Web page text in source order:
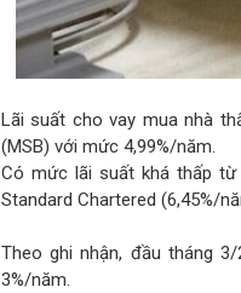
Lãi suất cho vay mua nhà
(MSB) với mức 4,99%/năm.
Có mức lãi suất khá thấp từ
Standard Chartered (6,45%/
Theo ghi nhận, đầu tháng
3%/năm.